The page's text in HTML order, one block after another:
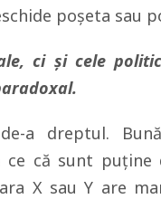
poşeta sau
ci şi cele
a dreptul.
ce că sunt
X sau Y are